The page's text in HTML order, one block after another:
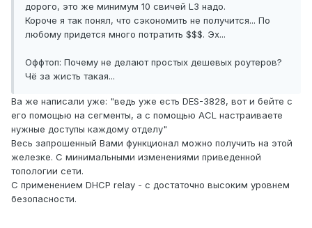
дорого, это же минимум 10 свичей L3 надо.
Короче я так понял, что сэкономить не получится... По
любому придется много потратить $$$. Эх...
Оффтоп: Почему не делают простых дешевых роутеров?
Чё за жисть такая...
Ва же написали уже: "ведь уже есть DES-3828, вот и бейте с
его помощью на сегменты, а с помощью ACL настраиваете
нужные доступы каждому отделу"
Весь запрошенный Вами функционал можно получить на этой
железке. С минимальными изменениями приведенной
топологии сети.
С применением DHCP relay - с достаточно высоким уровнем
безопасности.